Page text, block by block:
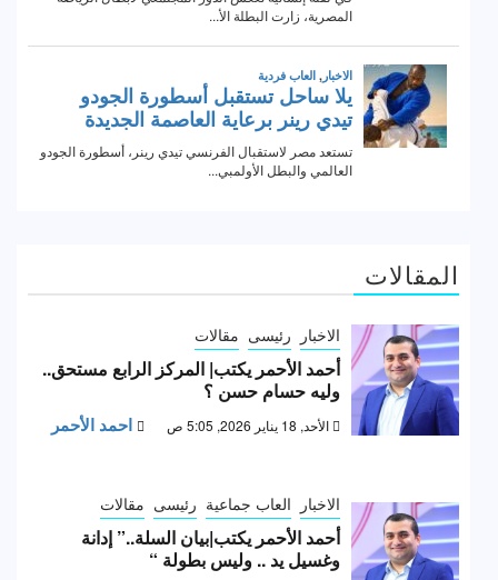
المقالات
الاخبار رئيسى مقالات
أحمد الأحمر يكتب| المركز الرابع مستحق..
وليه حسام حسن ؟
الأحد, 18 يناير 2026, 5:05 ص احمد الأحمر
الاخبار العاب جماعية رئيسى مقالات
أحمد الأحمر يكتب|بيان السلة..” إدانة
وغسيل يد .. وليس بطولة “